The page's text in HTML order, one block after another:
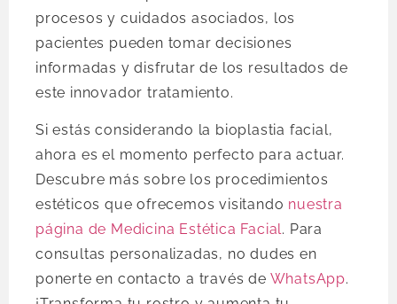
procesos y cuidados asociados, los
pacientes pueden tomar decisiones
informadas y disfrutar de los resultados de
este innovador tratamiento.
Si estás considerando la bioplastia facial,
ahora es el momento perfecto para actuar.
Descubre más sobre los procedimientos
estéticos que ofrecemos visitando nuestra
página de Medicina Estética Facial. Para
consultas personalizadas, no dudes en
ponerte en contacto a través de WhatsApp.